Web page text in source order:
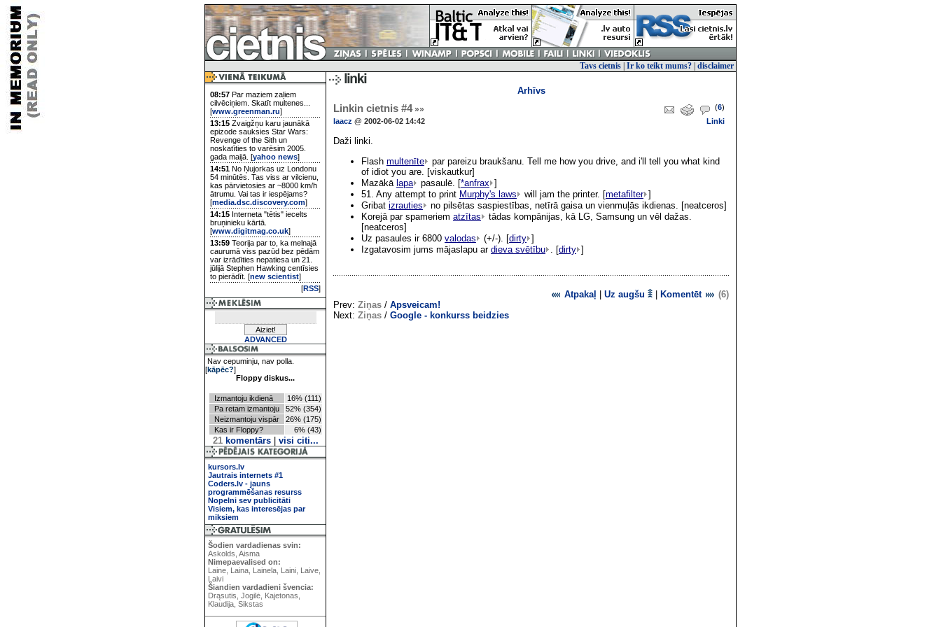
Tavs cietnis Ir ko teikt mums? disclaimer
08:57 Par maziem zaļiem
cilvēciņiem. Skatīt multenes...
[www.greenman.ru]
13:15 Zvaigžņu karu jaunākā
epizode sauksies Star Wars:
Revenge of the Sith un
noskatīties to varēsim 2005.
gada maijā. [yahoo news]
14:51 No Ņujorkas uz Londonu
54 minūtēs. Tas viss ar vilcienu,
kas pārvietosies ar ~8000 km/h
ātrumu. Vai tas ir iespējams?
[media.dsc.discovery.com]
14:15 Interneta "tētis" iecelts
bruņinieku kārtā.
[www.digitmag.co.uk]
13:59 Teorija par to, ka melnajā
caurumā viss pazūd bez pēdām
var izrādīties nepatiesa un 21.
jūlijā Stephen Hawking centīsies
to pierādīt. [new scientist]
[RSS]
ADVANCED
Nav cepuminju, nav polla.
[kāpēc?]
Floppy diskus...
Izmantoju ikdienā
16% (111)
Pa retam izmantoju
52% (354)
Neizmantoju vispār
26% (175)
Kas ir Floppy?
6% (43)
21komentārs| visi citi...
kursors.lv
Jautrais internets #1
Coders.lv - jauns
programmēšanas resurss
Nopelni sev publicitāti
Visiem, kas interesējas par
miksiem
Šodien vardadienas svin:
Askolds, Aisma
Nimepaevalised on:
Laine, Laina, Lainela, Laini, Laive,
Laivi
Šiandien vardadieni švencia:
Drąsutis, Jogilė, Kajetonas,
Klaudija, Sikstas
Arhīvs
Linkin cietnis #4»» (6)
laacz @ 2002-06-02 14:42 Linki
Daži linki.
Flash multenīte
par pareizu braukšanu. Tell me how you drive, and i'll tell you what kind
of idiot you are. [viskautkur]
Mazākā lapa pasaulē. [*anfrax ]
51. Any attempt to print Murphy's laws will jam the printer. [metafilter ]
Gribat izrauties
no pilsētas saspiestības, netīrā gaisa un vienmuļās ikdienas. [neatceros]
Korejā par spameriem atzītas
tādas kompānijas, kā LG, Samsung un vēl dažas.
[neatceros]
Uz pasaules ir 6800 valodas (+/-). [dirty ]
Izgatavosim jums mājaslapu ar dieva svētību . [dirty ]
Atpakaļ | Uz augšu | Komentēt
(6)
Prev: Ziņas / Apsveicam!
Next: Ziņas / Google - konkurss beidzies